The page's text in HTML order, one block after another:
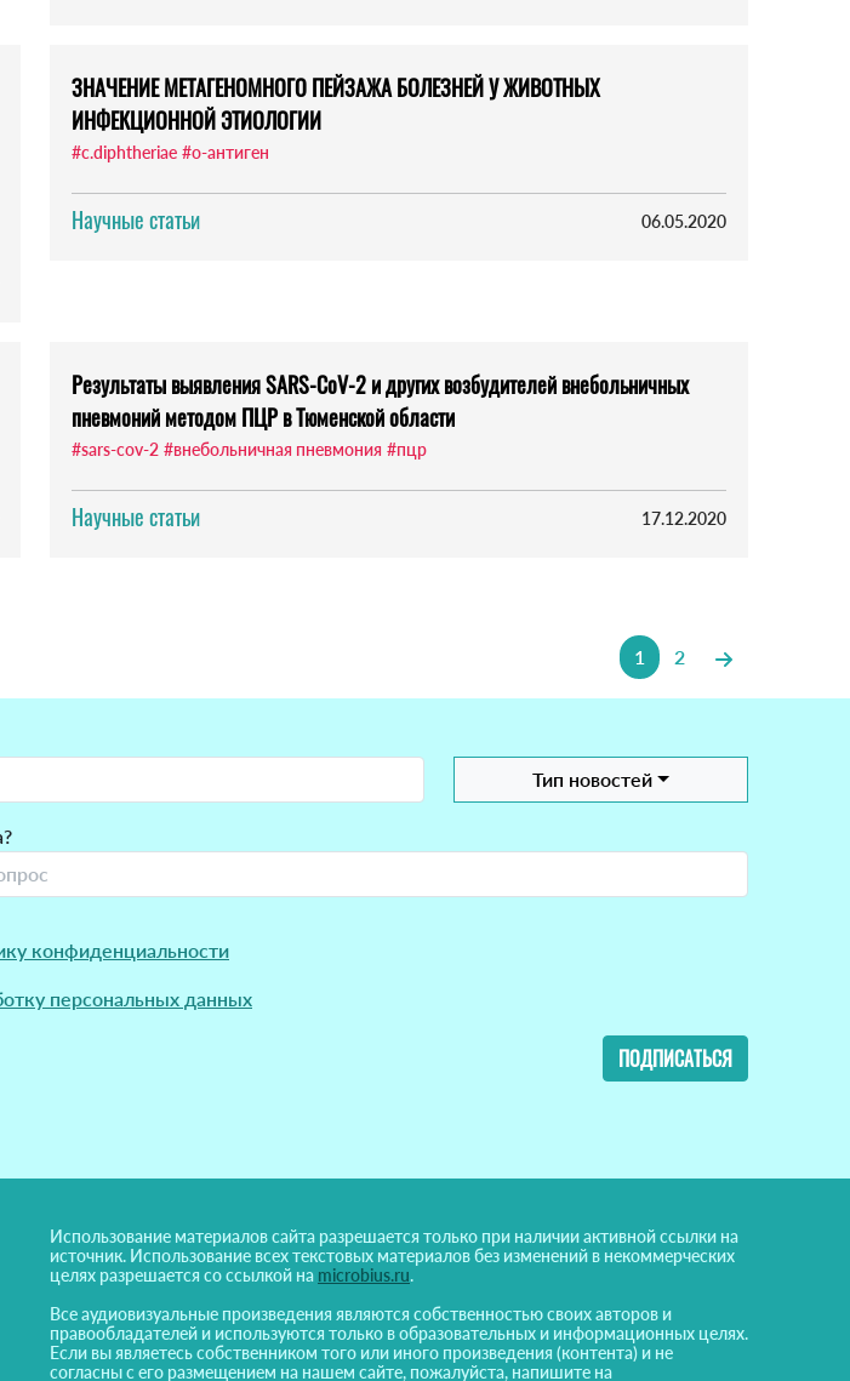
ЗНАЧЕНИЕ МЕТАГЕНОМНОГО ПЕЙЗАЖА БОЛЕЗНЕЙ У ЖИВОТНЫХ
ИНФЕКЦИОННОЙ ЭТИОЛОГИИ
#c.diphtheriae #о-антиген
Научные статьи 06.05.2020
Результаты выявления SARS-CoV-2 и других возбудителей внебольничных
пневмоний методом ПЦР в Тюменской области
#sars-cov-2 #внебольничная пневмония #пцр
Научные статьи 17.12.2020
1 2
Тип новостей
конфиденциальности
персональных данных
ПОДПИСАТЬСЯ
Использование материалов сайта разрешается только при наличии активной ссылки на
источник. Использование всех текстовых материалов без изменений в некоммерческих
целях разрешается со ссылкой на microbius.ru.
Все аудиовизуальные произведения являются собственностью своих авторов и
правообладателей и используются только в образовательных и информационных целях.
Если вы являетесь собственником того или иного произведения (контента) и не
согласны с его размещением на нашем сайте, пожалуйста, напишите на